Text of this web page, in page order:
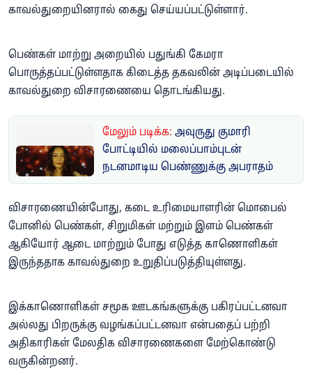
காவல்துறையினரால் கைது செய்யப்பட்டுள்ளார்.
பெண்கள் மாற்று அறையில் பதுங்கி கேமரா
பொருத்தப்பட்டுள்ளதாக கிடைத்த தகவலின் அடிப்படையில்
காவல்துறை விசாரணையை தொடங்கியது.
மேலும் படிக்க: அவுருது குமாரி
போட்டியில் மலைப்பாம்புடன்
நடனமாடிய பெண்ணுக்கு அபராதம்
விசாரணையின்போது, கடை உரிமையாளரின் மொபைல்
போனில் பெண்கள், சிறுமிகள் மற்றும் இளம் பெண்கள்
ஆகியோர் ஆடை மாற்றும் போது எடுத்த காணொளிகள்
இருந்ததாக காவல்துறை உறுதிப்படுத்தியுள்ளது.
இக்காணொளிகள் சமூக ஊடகங்களுக்கு பகிரப்பட்டனவா
அல்லது பிறருக்கு வழங்கப்பட்டனவா என்பதைப் பற்றி
அதிகாரிகள் மேலதிக விசாரணைகளை மேற்கொண்டு
வருகின்றனர்.